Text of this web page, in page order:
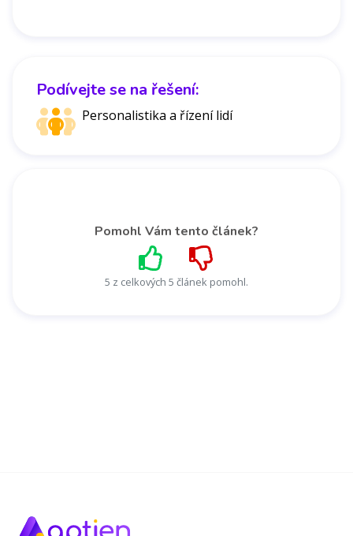
Podívejte se na řešení:
Personalistika a řízení lidí
Pomohl Vám tento článek?
5 z celkových 5 článek pomohl.